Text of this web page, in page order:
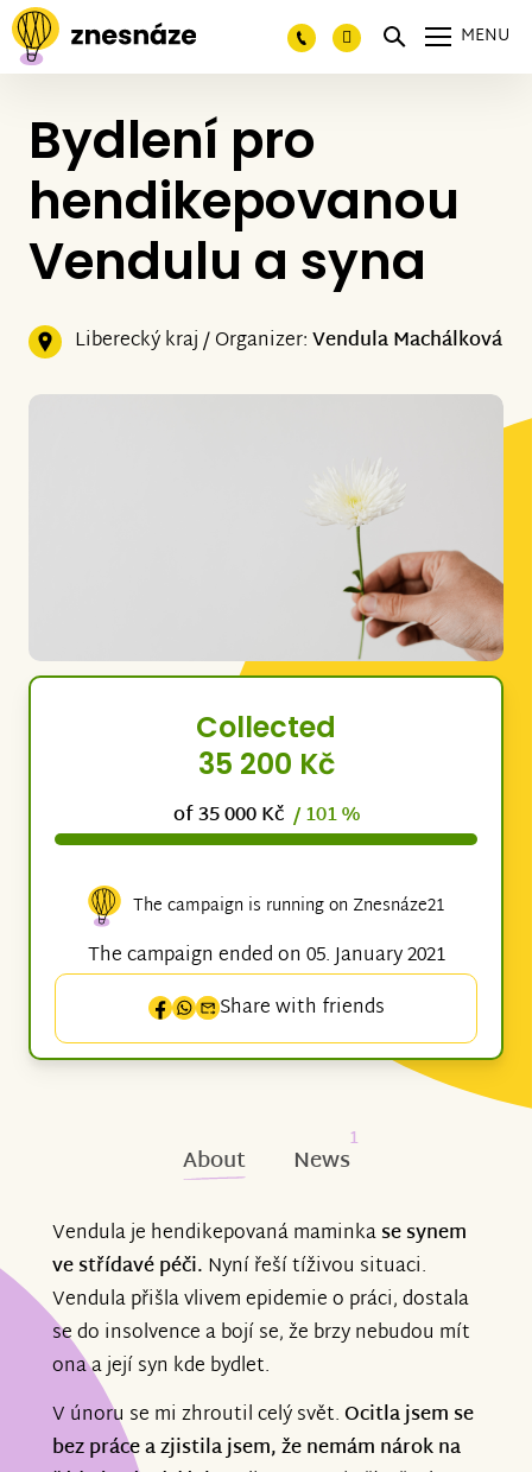
MENU
Bydlení pro
hendikepovanou
Vendulu a syna
Liberecký kraj / Organizer:Vendula Machálková
Collected
35 200 Kč
of 35 000 Kč / 101 %
The campaign is running on Znesnáze21
The campaign ended on 05. January 2021
Share with friends
About News
1
Vendula je hendikepovaná maminkase synem
ve střídavé péči. Nyní řeší tíživou situaci.
Vendula přišla vlivem epidemie o práci, dostala
se do insolvence a bojí se, že brzy nebudou mít
ona a její syn kde bydlet.
V únoru se mi zhroutil celý svět.Ocitla jsem se
bez práce a zjistila jsem, že nemám nárok na